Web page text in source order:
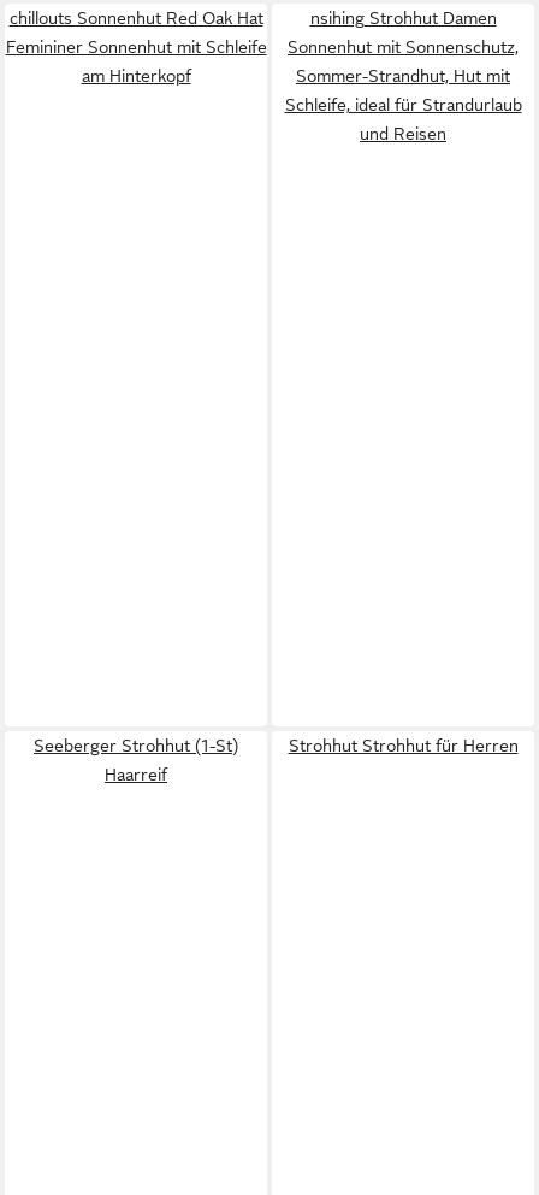
chillouts Sonnenhut Red Oak Hat
Femininer Sonnenhut mit Schleife
am Hinterkopf
nsihing Strohhut Damen
Sonnenhut mit Sonnenschutz,
Sommer-Strandhut, Hut mit
Schleife, ideal für Strandurlaub
und Reisen
Seeberger Strohhut (1-St)
Haarreif
Strohhut Strohhut für Herren